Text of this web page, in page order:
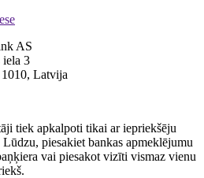
AS
iela 3
Latvija
tiek apkalpoti tikai ar iepriekšēju
Lūdzu, piesakiet bankas apmeklējumu
vai piesakot vizīti vismaz vienu